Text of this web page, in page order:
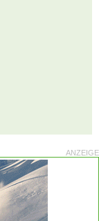
ANZEIGE